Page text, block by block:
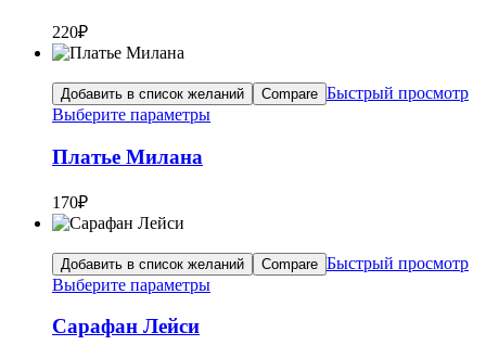
220₽
Добавить в список желаний Compare Быстрый просмотр
Выберите параметры
Платье Милана
170₽
Добавить в список желаний Compare Быстрый просмотр
Выберите параметры
Сарафан Лейси